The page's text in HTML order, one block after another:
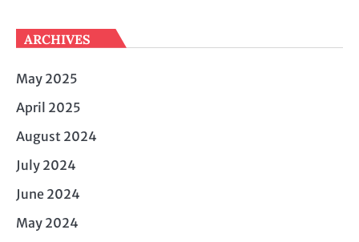
ARCHIVES
May 2025
April 2025
August 2024
July 2024
June 2024
May 2024